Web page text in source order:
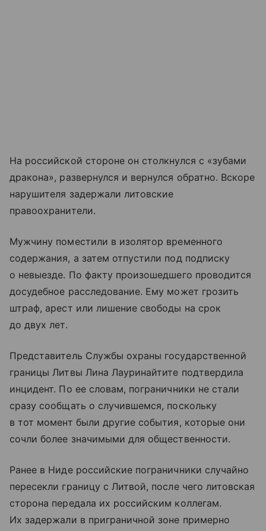
На российской стороне он столкнулся с «зубами
дракона», развернулся и вернулся обратно. Вскоре
нарушителя задержали литовские
правоохранители.
Мужчину поместили в изолятор временного
содержания, а затем отпустили под подписку
о невыезде. По факту произошедшего проводится
досудебное расследование. Ему может грозить
штраф, арест или лишение свободы на срок
до двух лет.
Представитель Службы охраны государственной
границы Литвы Лина Лауринайтите подтвердила
инцидент. По ее словам, пограничники не стали
сразу сообщать о случившемся, поскольку
в тот момент были другие события, которые они
сочли более значимыми для общественности.
Ранее в Ниде российские пограничники случайно
пересекли границу с Литвой, после чего литовская
сторона передала их российским коллегам.
Их задержали в приграничной зоне примерно